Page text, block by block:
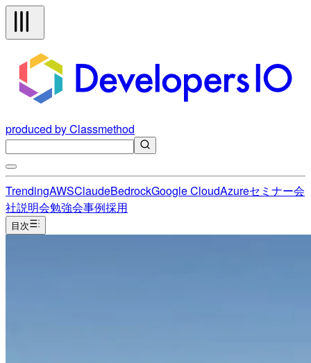
produced by Classmethod
TrendingAWSClaudeBedrockGoogle CloudAzureセミナー会
社説明会勉強会事例採用
目次